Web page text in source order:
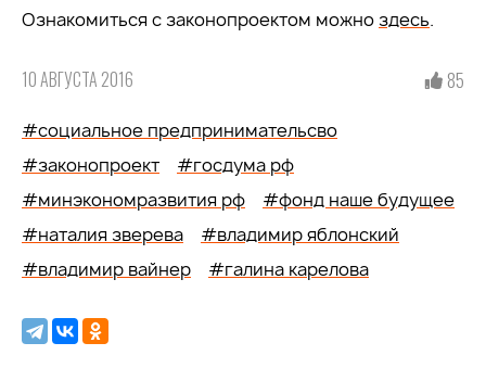
Ознакомиться с законопроектом можно здесь.
10 АВГУСТА 2016 85
#социальное предпринимательсво
#законопроект
#госдума рф
#минэкономразвития рф
#фонд наше будущее
#наталия зверева
#владимир яблонский
#владимир вайнер
#галина карелова